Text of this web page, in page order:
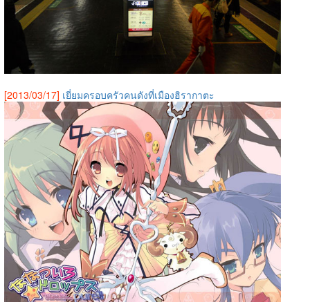
[2013/03/17] เยี่ยมครอบครัวคนดังที่เมืองฮิรากาตะ